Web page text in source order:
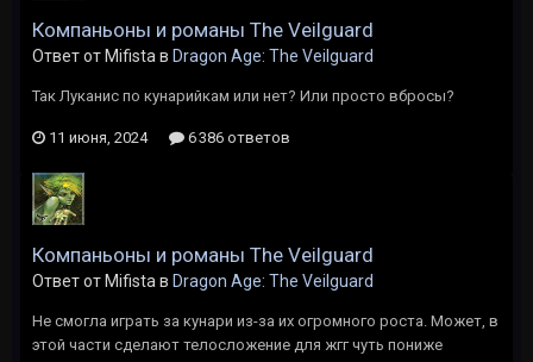
Компаньоны и романы The Veilguard
Ответ от Mifista в Dragon Age: The Veilguard
Так Луканис по кунарийкам или нет? Или просто вбросы?
11 июня, 2024 6 386 ответов
Компаньоны и романы The Veilguard
Ответ от Mifista в Dragon Age: The Veilguard
Не смогла играть за кунари из-за их огромного роста. Может, в
этой части сделают телосложение для жгг чуть пониже